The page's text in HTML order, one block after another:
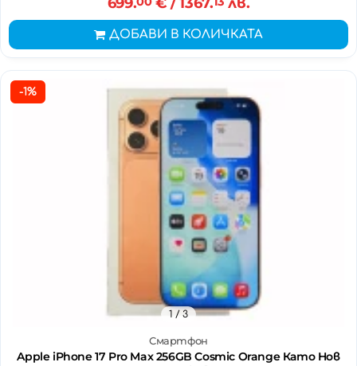
ДОБАВИ В КОЛИЧКАТА
-1%
Смартфон
Apple iPhone 17 Pro Max 256GB Cosmic Orange Като Нов
1 / 3